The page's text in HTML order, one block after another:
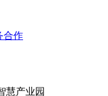
合作
慧产业园